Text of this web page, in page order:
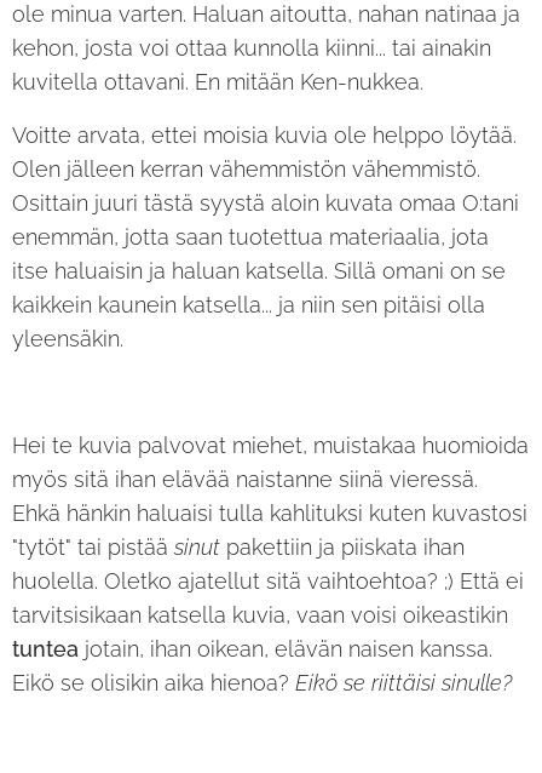
ole minua varten. Haluan aitoutta, nahan natinaa ja
kehon, josta voi ottaa kunnolla kiinni... tai ainakin
kuvitella ottavani. En mitään Ken-nukkea.
Voitte arvata, ettei moisia kuvia ole helppo löytää.
Olen jälleen kerran vähemmistön vähemmistö.
Osittain juuri tästä syystä aloin kuvata omaa O:tani
enemmän, jotta saan tuotettua materiaalia, jota
itse haluaisin ja haluan katsella. Sillä omani on se
kaikkein kaunein katsella... ja niin sen pitäisi olla
yleensäkin.
Hei te kuvia palvovat miehet, muistakaa huomioida
myös sitä ihan elävää naistanne siinä vieressä.
Ehkä hänkin haluaisi tulla kahlituksi kuten kuvastosi
"tytöt" tai pistää sinut pakettiin ja piiskata ihan
huolella. Oletko ajatellut sitä vaihtoehtoa? ;) Että ei
tarvitsisikaan katsella kuvia, vaan voisi oikeastikin
tuntea jotain, ihan oikean, elävän naisen kanssa.
Eikö se olisikin aika hienoa? Eikö se riittäisi sinulle?